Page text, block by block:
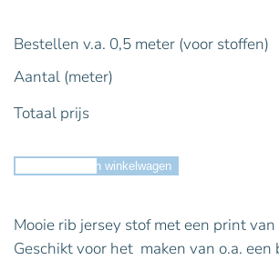
Bestellen v.a. 0,5 meter (voor stoffen)
Aantal (meter)
Totaal prijs
Toevoegen aan winkelwagen
Mooie rib jersey stof met een print van
Geschikt voor het maken van o.a. een